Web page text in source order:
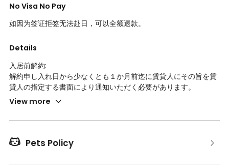
No Visa No Pay
如因为签证拒签无法赴日，可以全额退款。
Details
入居前解約:
解約申し入れ日から少なくとも１か月前迄に賃貸人にその旨を賃
貸人の指定する書面により通知いただく必要があります。
1ヶ月未満の場合、解約日迄の利用料金と、解約日の翌日から解約
わせて賃貸人に支払うものとします。
抗菌施工料金について、実施されていない場合(実際に確認する
必要がある)返金することが可能です。その他費用について実際
の状況に応じて返金とします。
View more
 Pets Policy